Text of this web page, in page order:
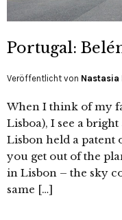
Portugal:
Veröffentlicht von Nastasia
When I think of my
Lisboa), I see a
Lisbon held a patent
you get out of the
in Lisbon – the sky
same […]